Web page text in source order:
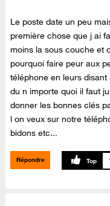
Le poste date un peu
première chose que j ai
moins la sous couche et
pourquoi faire peur aux
téléphone en leurs
du n importe quoi il faut
donner les bonnes clés
l on veux sur notre
bidons etc...
Répondre